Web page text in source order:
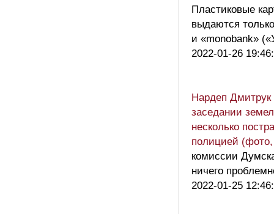
Пластиковые
выдаются
и «monobank»
2022-01-26
Нардеп Дмитрук
заседании
несколько
полицией
комиссии
ничего
2022-01-25